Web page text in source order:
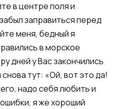
в центре поля и
заправиться перед
меня, бедный я
в морское
дней у Вас закончились
тут: «Ой, вот это да!
надо себя любить и
я же хороший